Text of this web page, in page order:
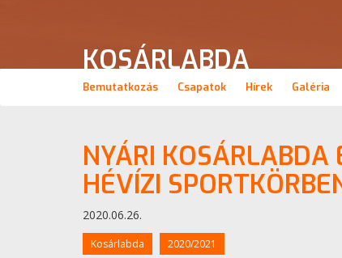
KOSÁRLABDA
Bemutatkozás Csapatok Hírek Galéria
NYÁRI
HÉVÍZI
2020.06.26.
Kosárlabda 2020/2021